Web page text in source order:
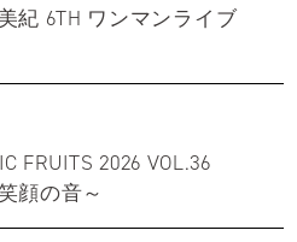
紀 6TH ワンマンライブ
FRUITS 2026 VOL.36
顔の音～